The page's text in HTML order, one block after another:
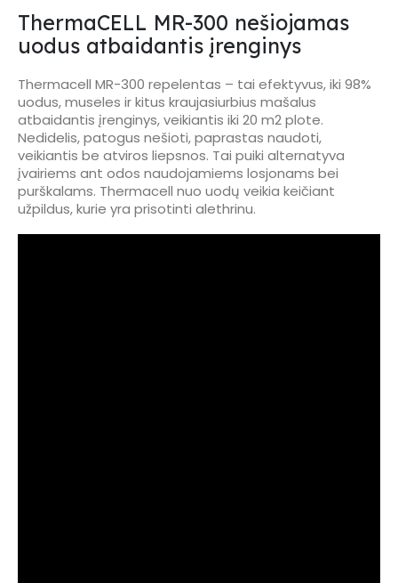
ThermaCELL MR-300 nešiojamas
uodus atbaidantis įrenginys
Thermacell MR-300 repelentas – tai efektyvus, iki 98%
uodus, museles ir kitus kraujasiurbius mašalus
atbaidantis įrenginys, veikiantis iki 20 m2 plote.
Nedidelis, patogus nešioti, paprastas naudoti,
veikiantis be atviros liepsnos. Tai puiki alternatyva
įvairiems ant odos naudojamiems losjonams bei
purškalams. Thermacell nuo uodų veikia keičiant
užpildus, kurie yra prisotinti alethrinu.